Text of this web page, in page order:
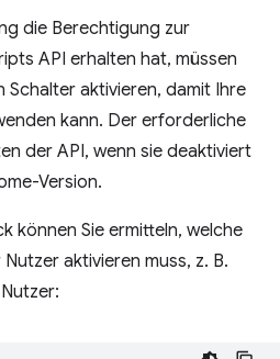
die Berechtigung zur
API erhalten hat, müssen
Schalter aktivieren, damit Ihre
kann. Der erforderliche
der API, wenn sie deaktiviert
Version.
können Sie ermitteln, welche
aktivieren muss, z. B.